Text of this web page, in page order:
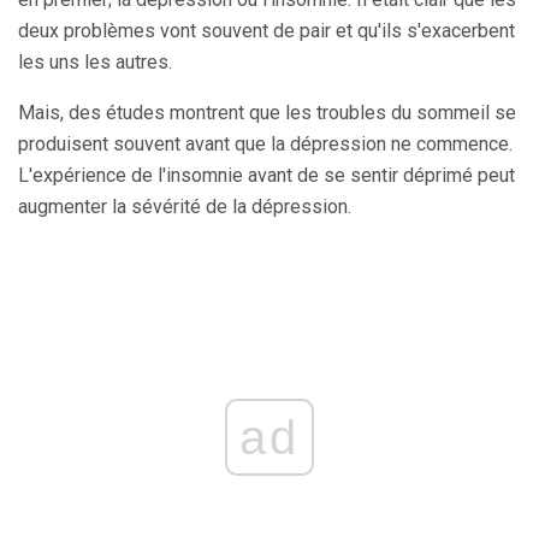
deux problèmes vont souvent de pair et qu'ils s'exacerbent
les uns les autres.
Mais, des études montrent que les troubles du sommeil se
produisent souvent avant que la dépression ne commence.
L'expérience de l'insomnie avant de se sentir déprimé peut
augmenter la sévérité de la dépression.
ad